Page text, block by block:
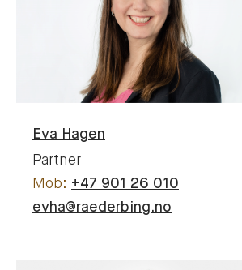
Eva Hagen
Partner
+47 901 26 010
evha@raederbing.no